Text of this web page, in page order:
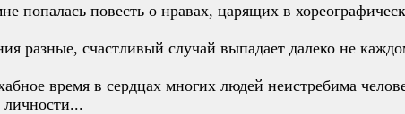
попалась повесть о нравах, царящих в
разные, счастливый случай выпадает далеко не
время в сердцах многих людей неистребима
личности...